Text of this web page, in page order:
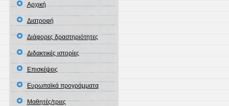
Αρχική
Διατροφή
Διάφορες δραστηριότητες
Διδακτικἐς ιστορίες
Επισκέψεις
Ευρωπαϊκά προγράμματα
Μαθητές/τριες